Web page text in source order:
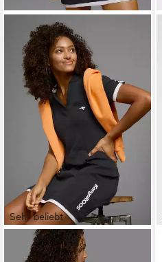
Sehr beliebt
KANGAROOS Sweatkleid in